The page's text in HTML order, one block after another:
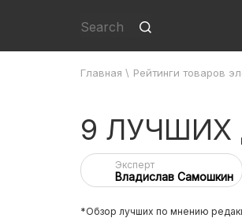
Главная \ Рейтинги товаров
9
Эксперт
Владислав Самошкин
*Обзор лучших по мнению